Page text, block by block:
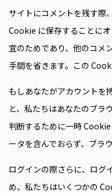
サイトにコメントを残す際
Cookie に保存することに
宜のためであり、他のコメ
手間を省きます。この
もしあなたがアカウントを
と、私たちはあなたのブラ
判断するために一時
ータを含んでおらず、ブラ
ログインの際さらに、ログ
め、私たちはいくつかの